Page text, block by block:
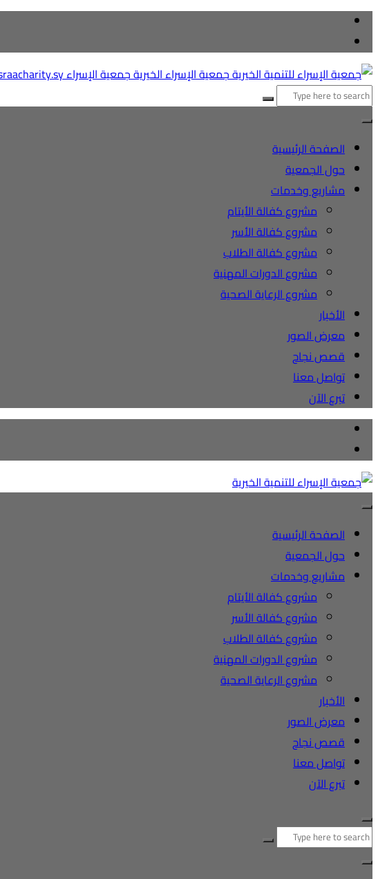
التجاوز
المحتوى
البحث
عن:
الصفحة الرئيسية
حول الجمعية
مشاريع وخدمات
مشروع كفالة الأيتام
مشروع كفالة الأسر
مشروع كفالة الطلاب
مشروع الدورات المهنية
مشروع الرعاية الصحية
الأخبار
معرض الصور
قصص نجاح
تواصل معنا
تبرع الآن
الصفحة الرئيسية
حول الجمعية
مشاريع وخدمات
مشروع كفالة الأيتام
مشروع كفالة الأسر
مشروع كفالة الطلاب
مشروع الدورات المهنية
مشروع الرعاية الصحية
الأخبار
معرض الصور
قصص نجاح
تواصل معنا
تبرع الآن
البحث
عن: